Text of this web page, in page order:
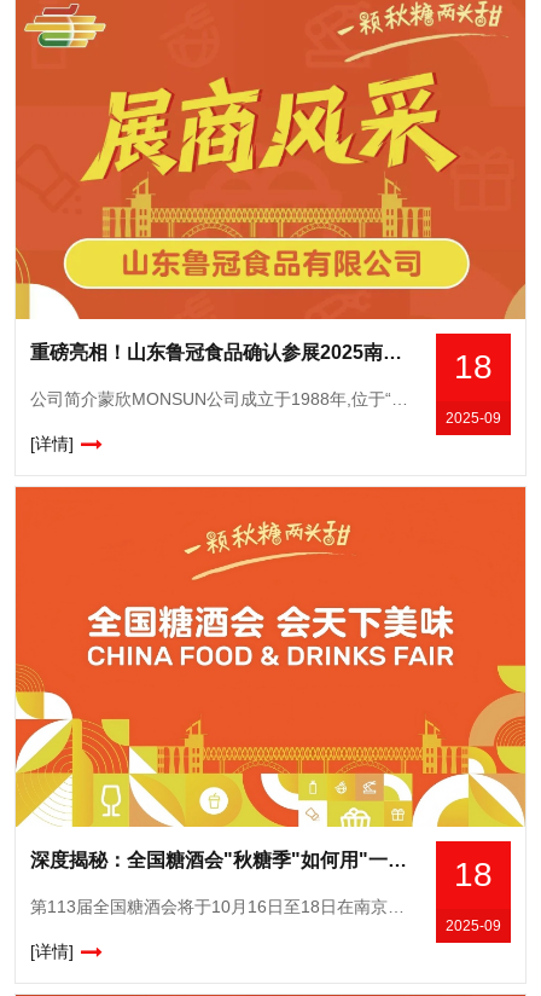
18
2025-09
重磅亮相！山东鲁冠食品确认参展2025南京秋糖，展示传统工艺与现代科技融合成果
[详情]
18
2025-09
深度揭秘：全国糖酒会"秋糖季"如何用"一季"串联"三节"，实现展城一体化发展
[详情]